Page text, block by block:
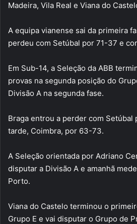
Madeira, Vila Real e Viana do
A equipa vianense sai da primeira
perdeu com Setúbal por 71-37 e
Em Sub-14, a Seleção da ABB
provas na segunda posição do
Divisão A na segunda fase.
Braga entrou a perder com
tarde, Coimbra, por 63-73.
A Seleção orientada por Adriano
disputar a Divisão A e amanhã
Porto.
Viana do Castelo terminou o
Grupo E e vai disputar o Grupo de